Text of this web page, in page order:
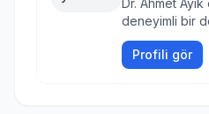
Dr. Ahmet
deneyimli bir
Profili gör